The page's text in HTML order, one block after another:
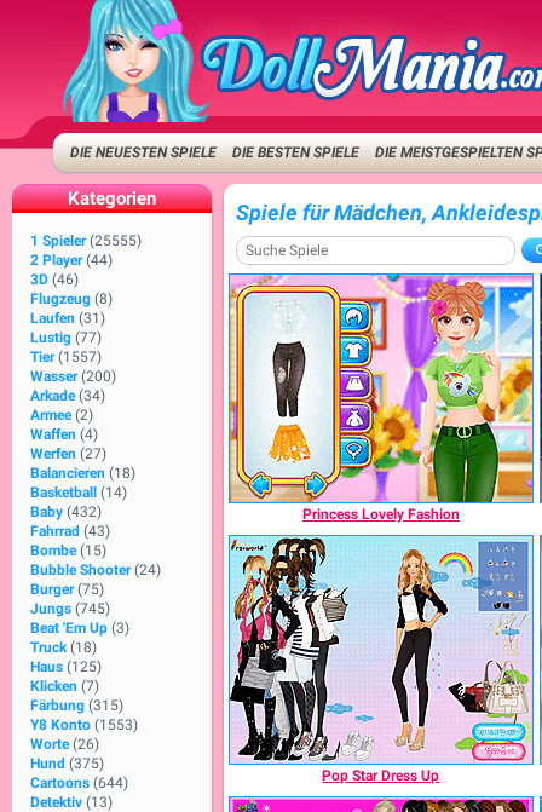
DIE NEUESTEN SPIELE DIE BESTEN SPIELE DIE MEISTGESPIELTEN
Kategorien
1 Spieler (25555)
2 Player (44)
3D (46)
Flugzeug (8)
Laufen (31)
Lustig (77)
Tier (1557)
Wasser (200)
Arkade (34)
Armee (2)
Waffen (4)
Werfen (27)
Balancieren (18)
Basketball
(14)
Baby (432)
Fahrrad (43)
Bombe (15)
Bubble Shooter (24)
Burger (75)
Jungs (745)
Beat 'Em Up (3)
Truck (18)
Haus (125)
Klicken (7)
Färbung (315)
Y8 Konto (1553)
Worte (26)
Hund (375)
Cartoons (644)
Detektiv (13)
Spiele für Mädchen,
Princess Lovely Fashion
Pop Star Dress Up